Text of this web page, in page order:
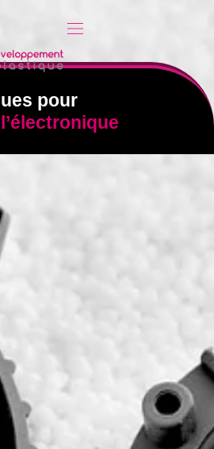
pour